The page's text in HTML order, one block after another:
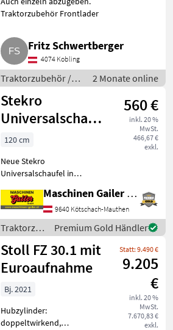
Traktorzubehör Frontlader
Fritz Schwertberger
4074 Kobling
Traktorzubehör /
Frontlader
2 Monate online
Stekro
Universalschaufel
NEU 120 - 240
560 €
inkl. 20 %
MwSt.
466,67 €
exkl.
120 cm
Neue Stekro
Universalschaufel in
120x70x64cm; 0, 43m³;
147kg; € 560, - inkl. MwSt. *
B/H/T: 130x70x64cm; 0,
46m³; 159kg; € 590, - inkl.
Mw
Maschinen Gailer GmbH
9640 Kötschach-Mauthen
Traktorzubehör
/ Stekro
Premium Gold Händler
Stoll FZ 30.1 mit
Euroaufnahme
Statt: 9.490 €
9.205
€
inkl. 20 %
MwSt.
7.670,83 €
exkl.
Bj. 2021
Hubzylinder:
doppeltwirkend,